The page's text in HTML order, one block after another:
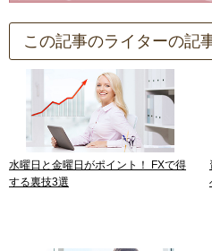
この記事のライターの記
水曜日と金曜日がポイント！ FXで得
する裏技3選